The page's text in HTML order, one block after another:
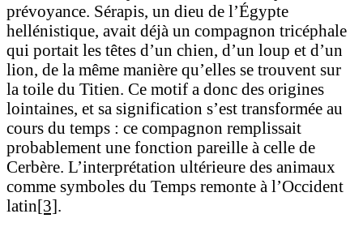
prévoyance. Sérapis, un dieu de l’Égypte
hellénistique, avait déjà un compagnon tricéphale
qui portait les têtes d’un chien, d’un loup et d’un
lion, de la même manière qu’elles se trouvent sur
la toile du Titien. Ce motif a donc des origines
lointaines, et sa signification s’est transformée au
cours du temps : ce compagnon remplissait
probablement une fonction pareille à celle de
Cerbère. L’interprétation ultérieure des animaux
comme symboles du Temps remonte à l’Occident
latin[3].